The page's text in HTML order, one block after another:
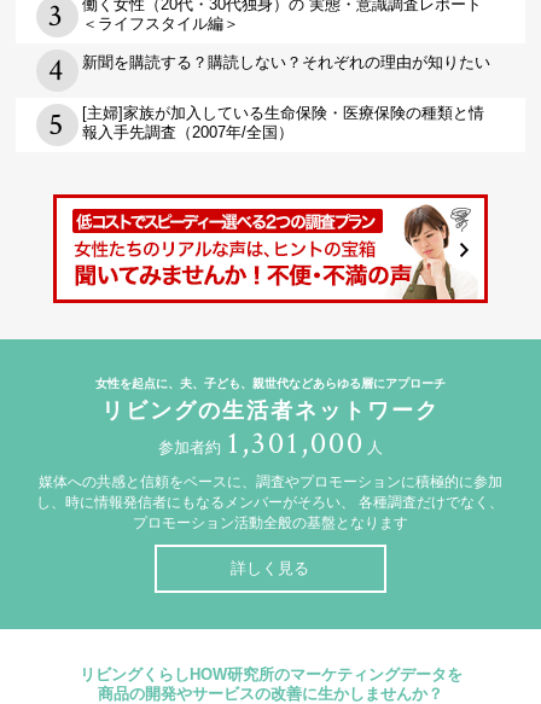
働く女性（20代・30代独身）の 実態・意識調査レポート
＜ライフスタイル編＞
新聞を購読する？購読しない？それぞれの理由が知りたい
[主婦]家族が加入している生命保険・医療保険の種類と情
報入手先調査（2007年/全国）
女性を起点に、夫、子ども、親世代などあらゆる層にアプローチ
リビングの生活者ネットワーク
参加者約 1,301,000 人
媒体への共感と信頼をベースに、調査やプロモーションに積極的に参加
し、時に情報発信者にもなるメンバーがそろい、
各種調査だけでなく、
プロモーション活動全般の基盤となります
詳しく見る
リビングくらしHOW研究所のマーケティングデータを
商品の開発やサービスの改善に生かしませんか？